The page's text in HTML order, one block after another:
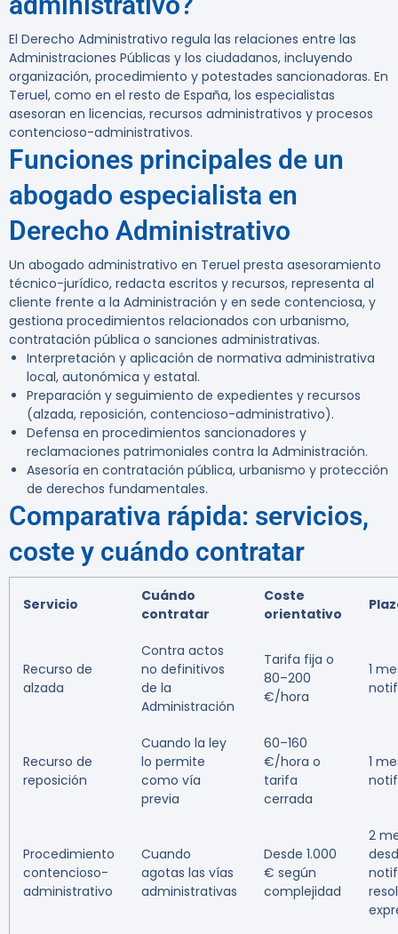
El Derecho Administrativo regula las relaciones entre las
Administraciones Públicas y los ciudadanos, incluyendo
organización, procedimiento y potestades sancionadoras. En
Teruel, como en el resto de España, los especialistas
asesoran en licencias, recursos administrativos y procesos
contencioso-administrativos.
Funciones principales de un
abogado especialista en
Derecho Administrativo
Un abogado administrativo en Teruel presta asesoramiento
técnico-jurídico, redacta escritos y recursos, representa al
cliente frente a la Administración y en sede contenciosa, y
gestiona procedimientos relacionados con urbanismo,
contratación pública o sanciones administrativas.
Interpretación y aplicación de normativa administrativa
local, autonómica y estatal.
Preparación y seguimiento de expedientes y recursos
(alzada, reposición, contencioso-administrativo).
Defensa en procedimientos sancionadores y
reclamaciones patrimoniales contra la Administración.
Asesoría en contratación pública, urbanismo y protección
de derechos fundamentales.
Comparativa rápida: servicios,
coste y cuándo contratar
Servicio
Cuándo
contratar
Coste
orientativo
Recurso de
alzada
Contra actos
no definitivos
de la
Administración
Tarifa fija o
80–200
€/hora
1
Recurso de
reposición
Cuando la ley
lo permite
como vía
previa
60–160
€/hora o
tarifa
cerrada
1
Procedimiento
contencioso-
administrativo
Cuando
agotas las vías
administrativas
Desde 1.000
€ según
complejidad
2